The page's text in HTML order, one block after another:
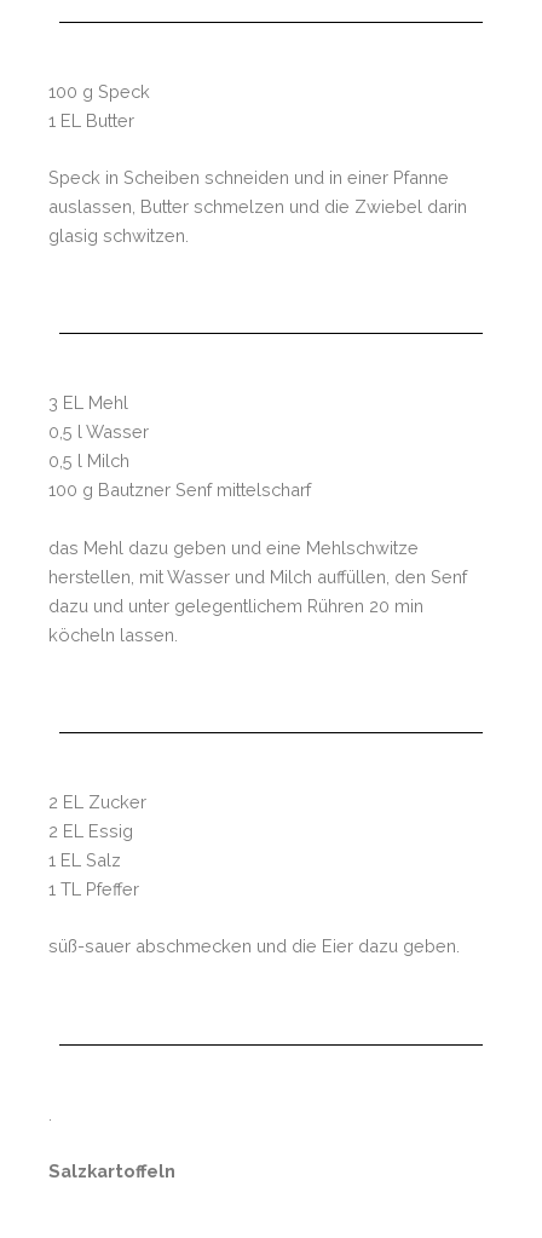
100 g Speck
1 EL Butter
Speck in Scheiben schneiden und in einer Pfanne
auslassen, Butter schmelzen und die Zwiebel darin
glasig schwitzen.
3 EL Mehl
0,5 l Wasser
0,5 l Milch
100 g Bautzner Senf mittelscharf
das Mehl dazu geben und eine Mehlschwitze
herstellen, mit Wasser und Milch auffüllen, den Senf
dazu und unter gelegentlichem Rühren 20 min
köcheln lassen.
2 EL Zucker
2 EL Essig
1 EL Salz
1 TL Pfeffer
süß-sauer abschmecken und die Eier dazu geben.
Salzkartoffeln